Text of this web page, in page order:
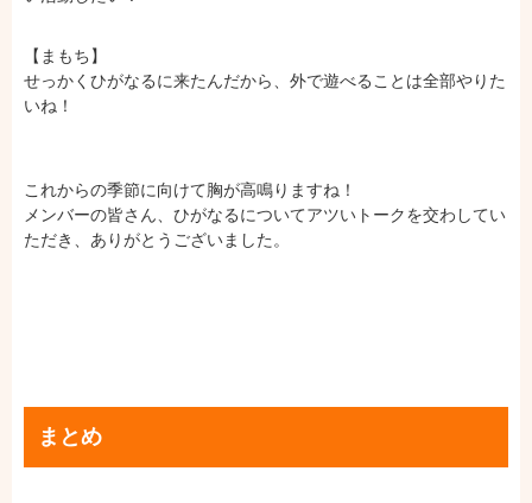
【まもち】
せっかくひがなるに来たんだから、外で遊べることは全部やりた
いね！
これからの季節に向けて胸が高鳴りますね！
メンバーの皆さん、ひがなるについてアツいトークを交わしてい
ただき、ありがとうございました。
まとめ